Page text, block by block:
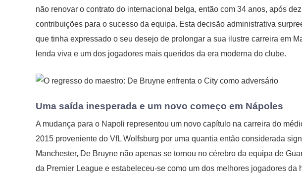
não renovar o contrato do internacional belga, então com 34 anos, após
contribuições para o sucesso da equipa. Esta decisão administrativa
que tinha expressado o seu desejo de prolongar a sua ilustre carreira em
lenda viva e um dos jogadores mais queridos da era moderna do clube.
Uma saída inesperada e um novo começo em Nápoles
A mudança para o Napoli representou um novo capítulo na carreira do
2015 proveniente do VfL Wolfsburg por uma quantia então considerada
Manchester, De Bruyne não apenas se tornou no cérebro da equipa de
da Premier League e estabeleceu-se como um dos melhores jogadores da